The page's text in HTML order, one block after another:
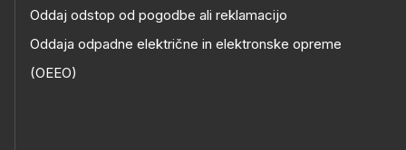
Oddaj odstop od pogodbe ali reklamacijo
Oddaja odpadne električne in elektronske opreme
(OEEO)